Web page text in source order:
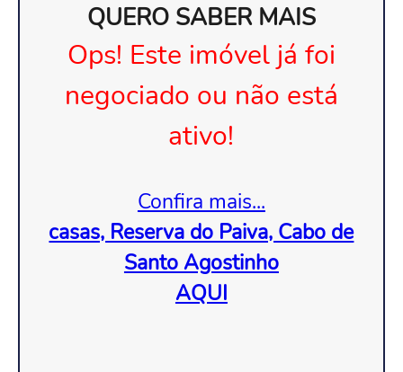
QUERO SABER MAIS
Ops! Este imóvel já foi
negociado ou não está
ativo!
Confira mais...
casas, Reserva do Paiva, Cabo de
Santo Agostinho
AQUI